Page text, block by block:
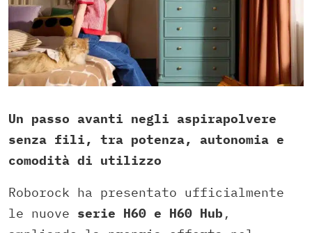
Un passo avanti negli aspirapolvere
senza fili, tra potenza, autonomia e
comodità di utilizzo
Roborock ha presentato ufficialmente
le nuove serie H60 e H60 Hub ,